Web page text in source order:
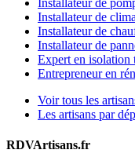
Installateur de
Installateur de
Installateur de
Installateur de
Expert en isolation
Entrepreneur en
Voir tous les
Les artisans par
RDVArtisans.fr